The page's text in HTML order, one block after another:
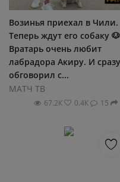
Возинья приехал в Чили.
Теперь ждут его собаку 🐶
Вратарь очень любит
лабрадора Акиру. И сразу
обговорил с...
МАТЧ ТВ
67.2К 0.4К 15